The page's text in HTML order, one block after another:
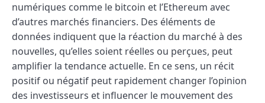
numériques comme le bitcoin et l’Ethereum avec
d’autres marchés financiers. Des éléments de
données indiquent que la réaction du marché à des
nouvelles, qu’elles soient réelles ou perçues, peut
amplifier la tendance actuelle. En ce sens, un récit
positif ou négatif peut rapidement changer l’opinion
des investisseurs et influencer le mouvement des